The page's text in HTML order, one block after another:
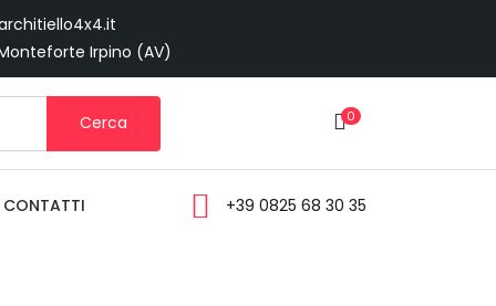
Irpino (AV)
Cerca 0
CONTATTI +39 0825 68 30 35